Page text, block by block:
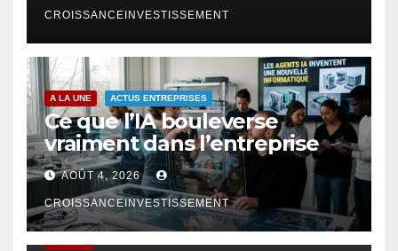
CROISSANCEINVESTISSEMENT
A LA UNE ACTUS ENTREPRISES
Ce que l’IA bouleverse
vraiment dans l’entreprise
AOÛT 4, 2026
CROISSANCEINVESTISSEMENT